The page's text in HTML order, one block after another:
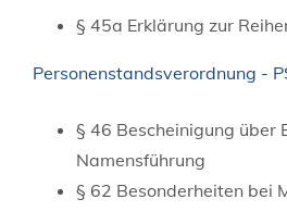
§ 45a Erklärung zur
Personenstandsverordnung -
§ 46 Bescheinigung über
Namensführung
§ 62 Besonderheiten bei